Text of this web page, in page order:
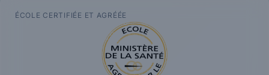
ÉCOLE CERTIFIÉE ET AGRÉÉE